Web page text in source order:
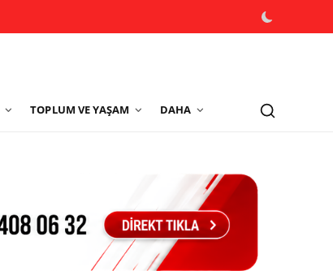
TOPLUM VE YAŞAM DAHA